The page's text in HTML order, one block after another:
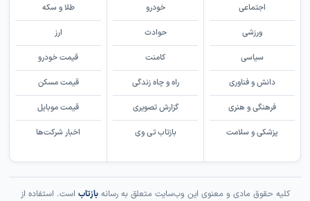
اجتماعی
ورزشی
سیاسی
دانش و فناوری
فرهنگی و هنری
پزشکی و سلامت
خودرو
حوادث
کامنت
راه و چاه زندگی
گزارش تصویری
بازتاب تی وی
طلا و سکه
ارز
قیمت خودرو
قیمت مسکن
قیمت موبایل
اخبار شرکت‌ها
کلیه حقوق مادی و معنوی این وب‌سایت متعلق به رسانهبازتاب است. استفاده از